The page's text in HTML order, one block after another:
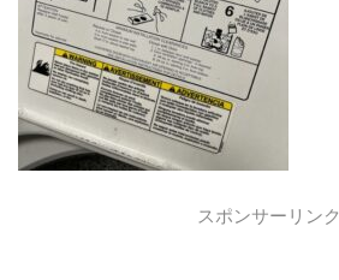
スポンサーリンク